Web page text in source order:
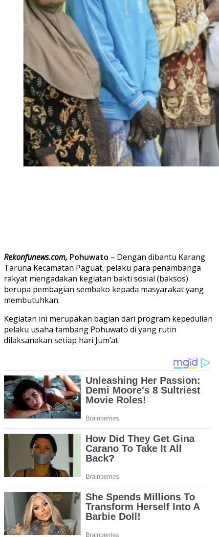
Rekonfunews.com, Pohuwato – Dengan dibantu Karang
Taruna Kecamatan Paguat, pelaku para penambanga
rakyat mengadakan kegiatan bakti sosial (baksos)
berupa pembagian sembako kepada masyarakat yang
membutuhkan.
Kegiatan ini merupakan bagian dari program kepedulian
pelaku usaha tambang Pohuwato di yang rutin
dilaksanakan setiap hari Jum’at.